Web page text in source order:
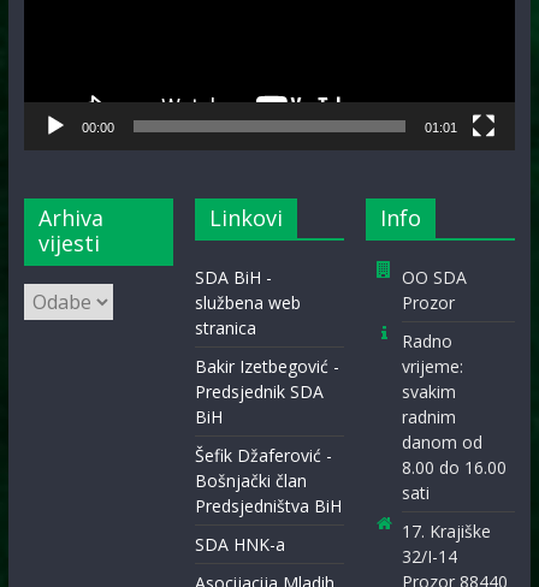
00:00 01:01
Arhiva
vijesti
Arhiva
vijesti
Linkovi
SDA BiH -
službena web
stranica
Bakir Izetbegović -
Predsjednik SDA
BiH
Šefik Džaferović -
Bošnjački član
Predsjedništva BiH
SDA HNK-a
Info
OO SDA
Prozor
Radno
vrijeme:
svakim
radnim
danom od
8.00 do 16.00
sati
17. Krajiške
32/I-14
Prozor 88440